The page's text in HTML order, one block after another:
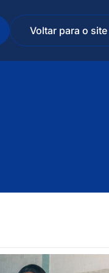
Voltar para o site